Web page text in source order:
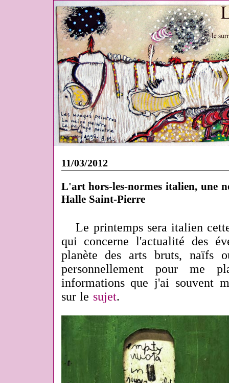
11/03/2012
L'art hors-les-normes italien, une
Halle Saint-Pierre
Le printemps sera italien
qui concerne l'actualité des
planète des arts bruts, naïfs
personnellement pour me
informations que j'ai souvent
sur le sujet.